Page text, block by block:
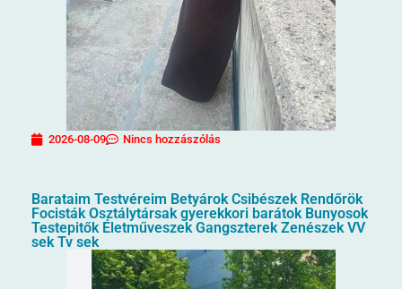
2026-08-09 Nincs hozzászólás
Barataim Testvéreim Betyárok Csibészek Rendőrök
Focisták Osztálytársak gyerekkori barátok Bunyosok
Testepitők Életműveszek Gangszterek Zenészek VV
sek Tv sek